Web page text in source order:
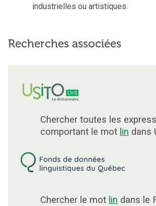
industrielles ou artistiques.
Recherches associées
Chercher toutes les
comportant le mot lin dans
Chercher le mot lin dans le